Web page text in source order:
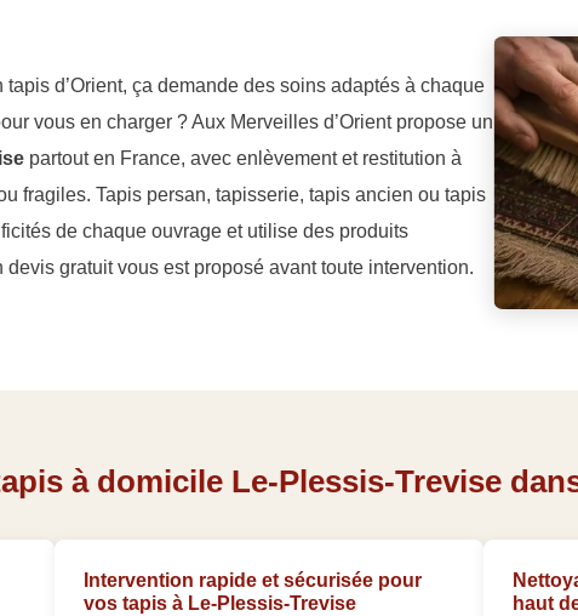
d’Orient, ça demande des soins adaptés à chaque
vous en charger ? Aux Merveilles d’Orient propose un
partout en France, avec enlèvement et restitution à
fragiles. Tapis persan, tapisserie, tapis ancien ou tapis
de chaque ouvrage et utilise des produits
gratuit vous est proposé avant toute intervention.
à domicile Le-Plessis-Trevise
Intervention rapide et sécurisée pour
vos tapis à Le-Plessis-Trevise
haut